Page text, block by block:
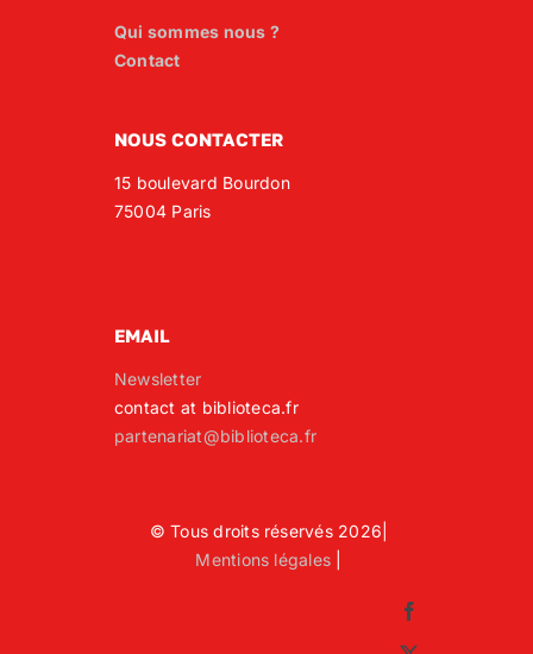
Qui sommes nous ?
Contact
NOUS CONTACTER
15 boulevard Bourdon
75004 Paris
EMAIL
Newsletter
contact at biblioteca.fr
partenariat@biblioteca.fr
© Tous droits réservés 2026|
Mentions légales